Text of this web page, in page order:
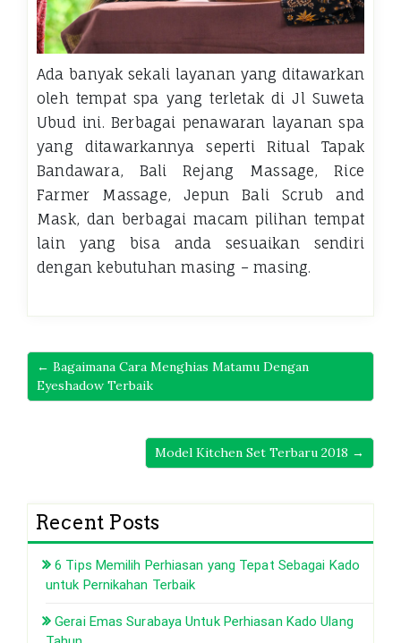
Ada banyak sekali layanan yang ditawarkan
oleh tempat spa yang terletak di Jl Suweta
Ubud ini. Berbagai penawaran layanan spa
yang ditawarkannya seperti Ritual Tapak
Bandawara, Bali Rejang Massage, Rice
Farmer Massage, Jepun Bali Scrub and
Mask, dan berbagai macam pilihan tempat
lain yang bisa anda sesuaikan sendiri
dengan kebutuhan masing – masing.
← Bagaimana Cara Menghias Matamu Dengan
Eyeshadow Terbaik
Model Kitchen Set Terbaru 2018 →
Recent Posts
6 Tips Memilih Perhiasan yang Tepat Sebagai Kado
untuk Pernikahan Terbaik
Gerai Emas Surabaya Untuk Perhiasan Kado Ulang